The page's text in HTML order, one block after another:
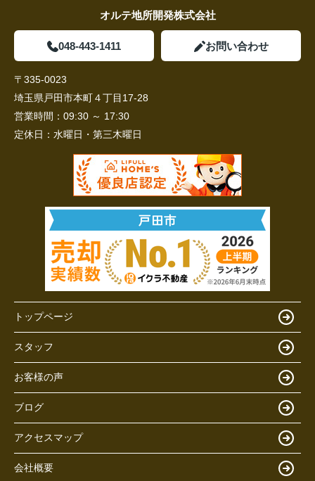
オルテ地所開発株式会社
048-443-1411 お問い合わせ
〒335-0023
埼玉県戸田市本町４丁目17-28
営業時間： 09:30 ～ 17:30
定休日： 水曜日・第三木曜日
トップページ
スタッフ
お客様の声
ブログ
アクセスマップ
会社概要